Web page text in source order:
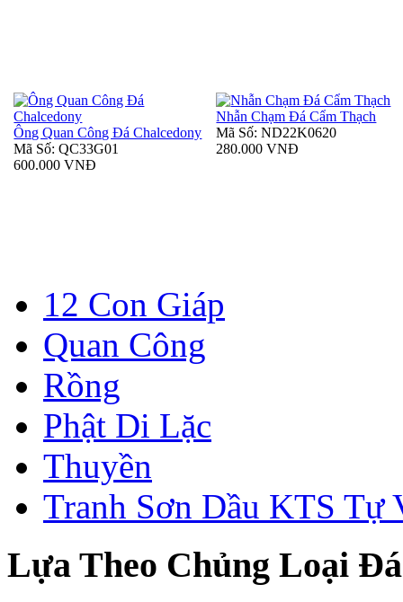
Ông Quan Công Đá Chalcedony
Mã Số: QC33G01
600.000 VNĐ
Nhẫn Chạm Đá Cẩm Thạch
Mã Số: ND22K0620
280.000 VNĐ
12 Con Giáp
Quan Công
Rồng
Phật Di Lặc
Thuyền
Tranh Sơn Dầu KTS Tự
Lựa Theo Chủng Loại Đá